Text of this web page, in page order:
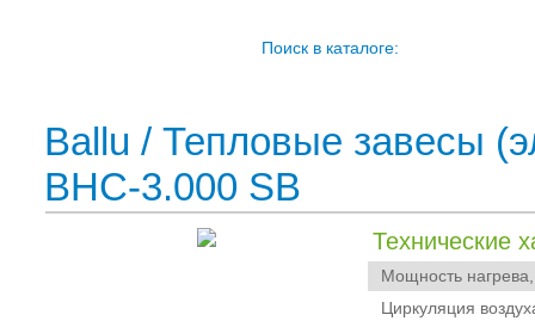
Поиск в каталоге:
Ballu /Тепловые завесы
BHC-3.000 SB
Технические
Мощность
Циркуляция